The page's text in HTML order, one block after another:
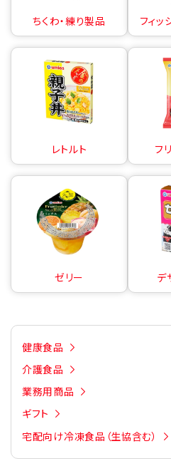
ちくわ・練り製品 フィッ
レトルト フ
ゼリー デ
健康食品
介護食品
業務用商品
ギフト
宅配向け冷凍食品（生協含む）